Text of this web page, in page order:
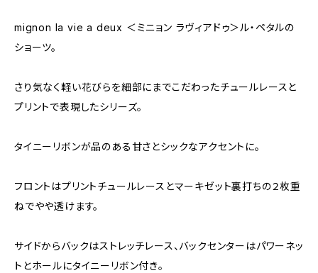
mignon la vie a deux ＜ミニョン ラヴィアドゥ＞ル・ペタルの
ショーツ。
さり気なく軽い花びらを細部にまでこだわったチュールレースと
プリントで表現したシリーズ。
タイニーリボンが品のある甘さとシックなアクセントに。
フロントはプリントチュールレースとマーキゼット裏打ちの２枚重
ねでやや透けます。
サイドからバックはストレッチレース、バックセンターはパワーネッ
トとホールにタイニーリボン付き。